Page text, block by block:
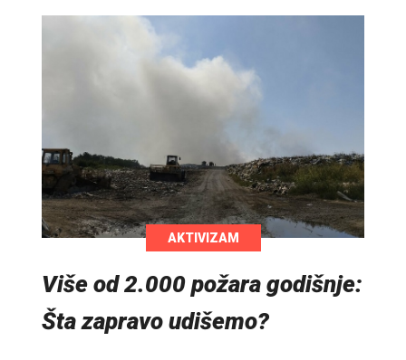
AKTIVIZAM
Više od 2.000 požara godišnje:
Šta zapravo udišemo?